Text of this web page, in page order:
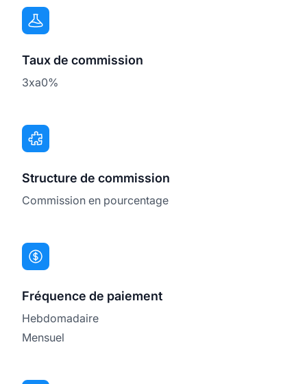
Taux de commission
3xa0%
Structure de commission
Commission en pourcentage
Fréquence de paiement
Hebdomadaire
Mensuel